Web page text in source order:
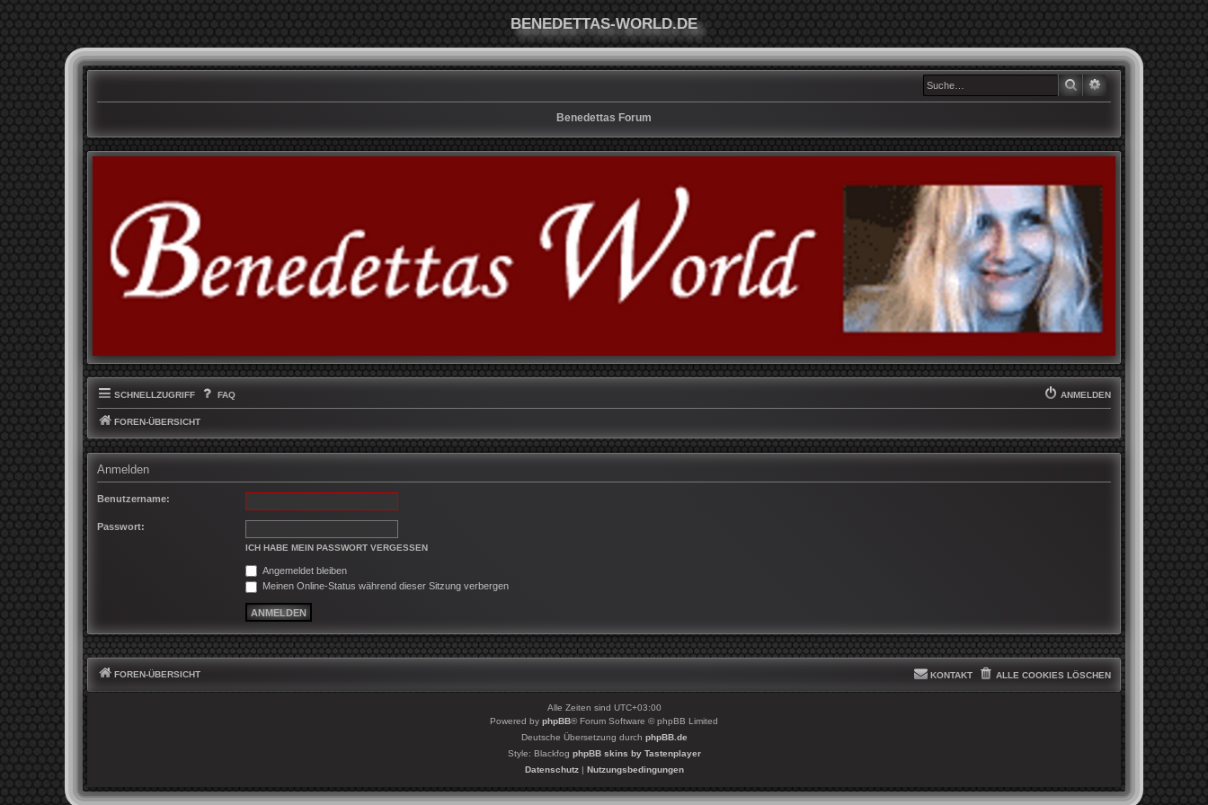
BENEDETTAS-WORLD.DE
SUCHE
Benedettas Forum
SCHNELLZUGRIFF FAQ ANMELDEN
FOREN-ÜBERSICHT
Anmelden
Benutzername:
Passwort:
ICH HABE MEIN PASSWORT VERGESSEN
Angemeldet bleiben
Meinen Online-Status während dieser Sitzung verbergen
FOREN-ÜBERSICHT ALLE COOKIES LÖSCHEN
KONTAKT
Alle Zeiten sind UTC+03:00
Powered by phpBB® Forum Software © phpBB Limited
Deutsche Übersetzung durch phpBB.de
Style: Blackfog phpBB skins by Tastenplayer
Datenschutz| Nutzungsbedingungen